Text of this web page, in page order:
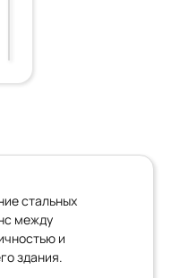
стальных
между
и
здания.